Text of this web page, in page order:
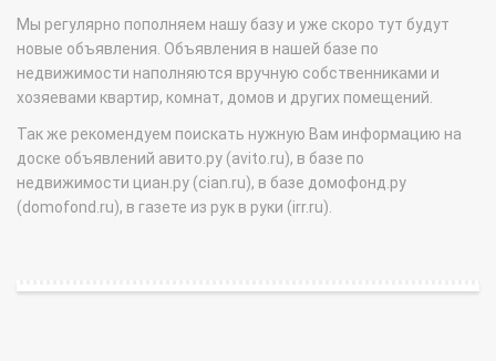
Мы регулярно пополняем нашу базу и уже скоро тут будут
новые объявления. Объявления в нашей базе по
недвижимости наполняются вручную собственниками и
хозяевами квартир, комнат, домов и других помещений.
Так же рекомендуем поискать нужную Вам информацию на
доске объявлений авито.ру (avito.ru), в базе по
недвижимости циан.ру (cian.ru), в базе домофонд.ру
(domofond.ru), в газете из рук в руки (irr.ru).